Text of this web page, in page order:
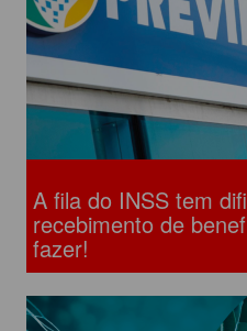
A fila do INSS tem
recebimento de
fazer!